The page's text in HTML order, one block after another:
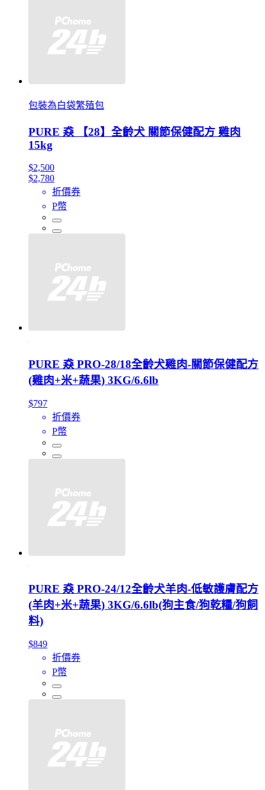
包裝為白袋繁殖包
PURE 猋 【28】全齡犬 關節保健配方 雞肉
15kg
$2,500
$2,780
折價券
P幣
PURE 猋 PRO-28/18全齡犬雞肉-關節保健配方
(雞肉+米+蔬果) 3KG/6.6lb
$797
折價券
P幣
PURE 猋 PRO-24/12全齡犬羊肉-低敏護膚配方
(羊肉+米+蔬果) 3KG/6.6lb(狗主食/狗乾糧/狗飼
料)
$849
折價券
P幣